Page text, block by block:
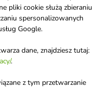
na nuty
zapach na chłodniejsze dni
4 pozycji
pliki cookie służą zbieraniu
spersonalizowanych
Google.
dane, znajdziesz tutaj:
.
z tym przetwarzanie